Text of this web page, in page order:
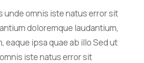
unde omnis iste natus error sit
doloremque laudantium,
eaque ipsa quae ab illo Sed ut
iste natus error sit